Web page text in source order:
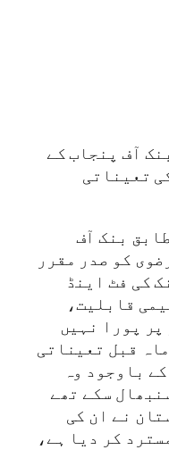
آف پنجاب کے
تعیناتی
بنک آف
کو صدر مقرر
کی فٹ اینڈ
قابلیت،
پورا نہیں
قبل تعیناتی
باوجود وہ
سکے تھے
نے ان کی
کر دیا ہے،